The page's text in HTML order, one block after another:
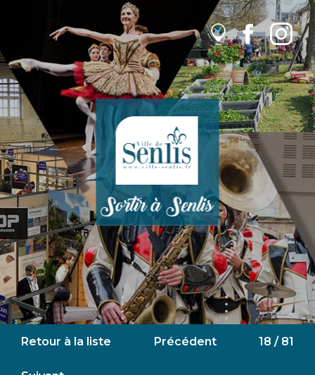
Retour à la liste Précédent 18 / 81